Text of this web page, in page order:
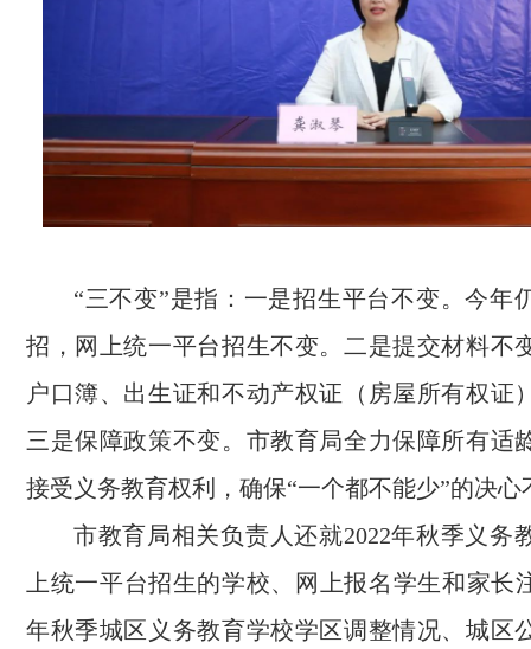
“三不变”是指：一是招生平台不变。今年
招，网上统一平台招生不变。二是提交材料不
户口簿、出生证和不动产权证（房屋所有权证
三是保障政策不变。市教育局全力保障所有适
接受义务教育权利，确保“一个都不能少”的决心
市教育局相关负责人还就2022年秋季义务
上统一平台招生的学校、网上报名学生和家长
年秋季城区义务教育学校学区调整情况、城区